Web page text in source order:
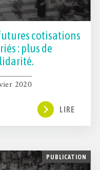
cotisations
: plus de
2020
LIRE
PUBLICATION